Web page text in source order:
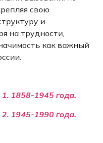
свою
и
на трудности,
как важный
1858-1945 года.
1945-1990 года.